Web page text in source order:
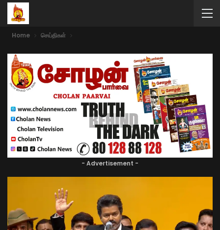
Home செய்திகள்
- Advertisement -